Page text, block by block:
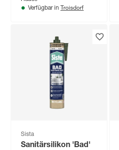
Verfügbar in Troisdorf
Sista
Sanitärsilikon 'Bad'